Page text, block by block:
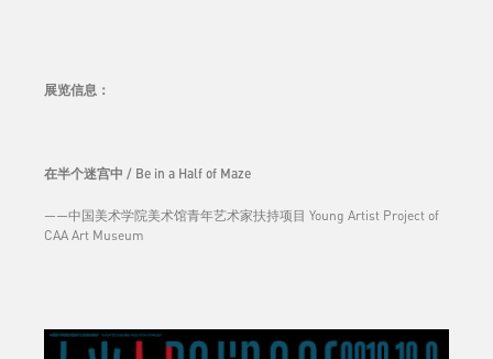
展览信息 ：
在半个迷宫中 / Be in a Half of Maze
——中国美术学院美术馆青年艺术家扶持项目 Young Artist Project of
CAA Art Museum